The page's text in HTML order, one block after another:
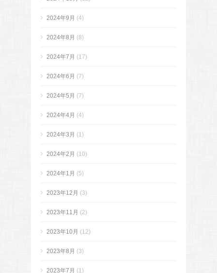
2024年9月 (4)
2024年8月 (8)
2024年7月 (17)
2024年6月 (7)
2024年5月 (7)
2024年4月 (4)
2024年3月 (1)
2024年2月 (10)
2024年1月 (5)
2023年12月 (3)
2023年11月 (2)
2023年10月 (12)
2023年8月 (3)
2023年7月 (1)